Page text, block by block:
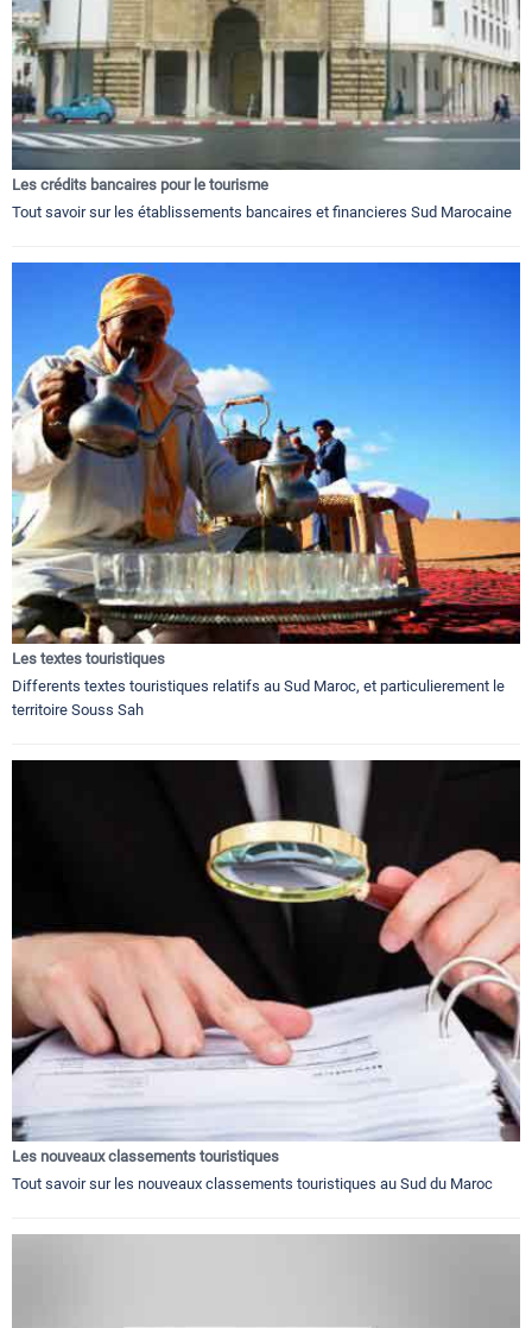
Les crédits bancaires pour le tourisme
Tout savoir sur les établissements bancaires et financieres Sud Marocaine
Les textes touristiques
Differents textes touristiques relatifs au Sud Maroc, et particulierement le
territoire Souss Sah
Les nouveaux classements touristiques
Tout savoir sur les nouveaux classements touristiques au Sud du Maroc